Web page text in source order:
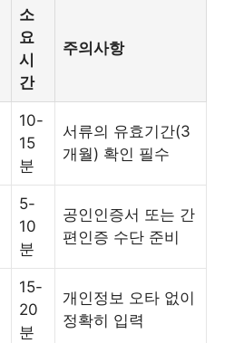
소
요
시
간
주의사항
10-
15
분
서류의 유효기간(3
개월) 확인 필수
5-
10
분
공인인증서 또는 간
편인증 수단 준비
15-
20
분
개인정보 오타 없이
정확히 입력